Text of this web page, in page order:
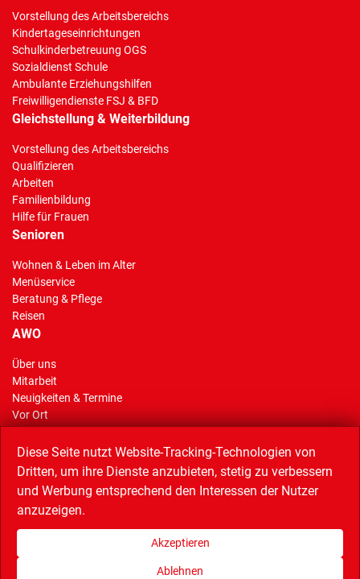
Vorstellung des Arbeitsbereichs
Kindertageseinrichtungen
Schulkinderbetreuung OGS
Sozialdienst Schule
Ambulante Erziehungshilfen
Freiwilligendienste FSJ & BFD
Gleichstellung & Weiterbildung
Vorstellung des Arbeitsbereichs
Qualifizieren
Arbeiten
Familienbildung
Hilfe für Frauen
Senioren
Wohnen & Leben im Alter
Menüservice
Beratung & Pflege
Reisen
AWO
Über uns
Mitarbeit
Neuigkeiten & Termine(Standort)
Vor Ort
Reisen
Linkempfehlungen
AWO Service GmbH (Catering),
Musiktheater im Revier,
Bündnis Buntes Bottrop
Diese Seite nutzt Website-Tracking-Technologien von
Dritten, um ihre Dienste anzubieten, stetig zu verbessern
und Werbung entsprechend den Interessen der Nutzer
anzuzeigen.
Akzeptieren
Ablehnen